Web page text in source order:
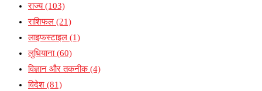
राज्य(103)
राशिफल (21)
लाइफस्टाइल (1)
लुधियाना(60)
विज्ञान और तकनीक(4)
विदेश (81)